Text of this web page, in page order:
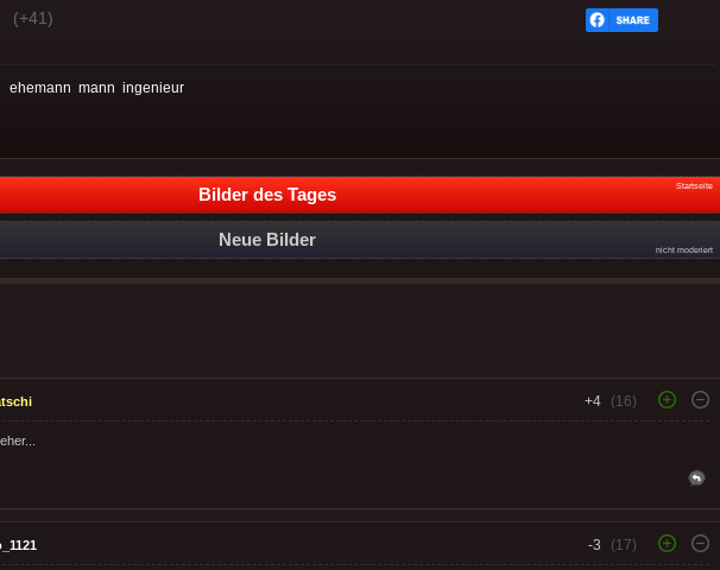
(+41)
ehemann mann ingenieur
Bilder des Tages Startseite
Neue Bilder
nicht moderiert
+4 (16)
-3 (17)